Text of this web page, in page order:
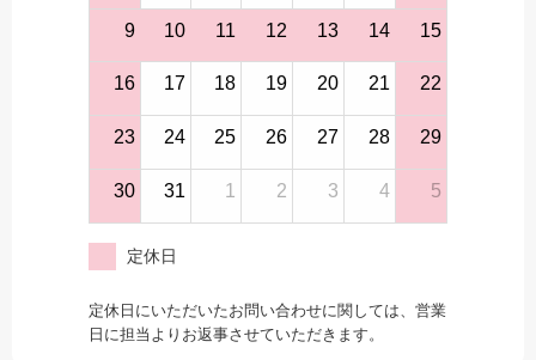
9 10 11 12 13 14 15
16 17 18 19 20 21 22
23 24 25 26 27 28 29
30 31 1 2 3 4 5
定休日
定休日にいただいたお問い合わせに関しては、営業
日に担当よりお返事させていただきます。